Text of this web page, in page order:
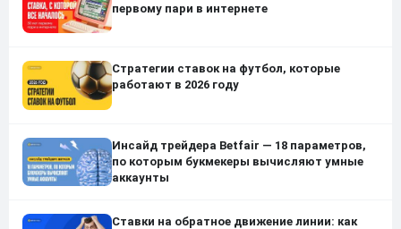
первому пари в интернете
Стратегии ставок на футбол, которые
работают в 2026 году
Инсайд трейдера Betfair — 18 параметров,
по которым букмекеры вычисляют умные
аккаунты
Ставки на обратное движение линии: как